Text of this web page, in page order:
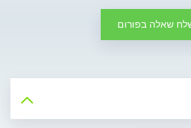
שאלה בפורום